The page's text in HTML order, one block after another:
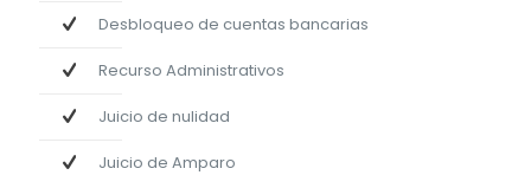
Desbloqueo de cuentas bancarias
Recurso Administrativos
Juicio de nulidad
Juicio de Amparo